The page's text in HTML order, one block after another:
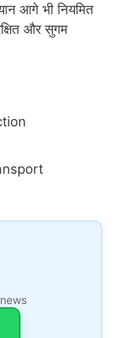
आगे भी नियमित
और सुगम